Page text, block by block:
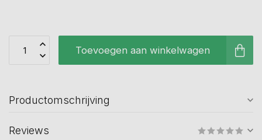
Toevoegen aan winkelwagen
Productomschrijving
Reviews